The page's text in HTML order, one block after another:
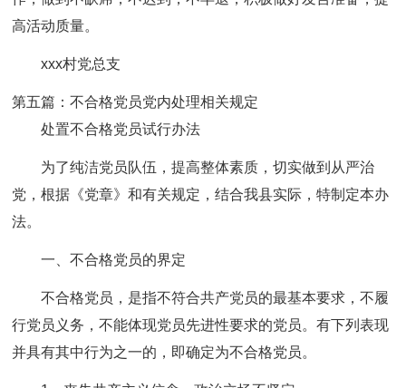
高活动质量。
xxx村党总支
第五篇：不合格党员党内处理相关规定
处置不合格党员试行办法
为了纯洁党员队伍，提高整体素质，切实做到从严治
党，根据《党章》和有关规定，结合我县实际，特制定本办
法。
一、不合格党员的界定
不合格党员，是指不符合共产党员的最基本要求，不履
行党员义务，不能体现党员先进性要求的党员。有下列表现
并具有其中行为之一的，即确定为不合格党员。